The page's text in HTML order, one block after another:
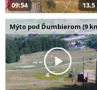
09:54 13,5
Mýto pod Ďumbierom (9